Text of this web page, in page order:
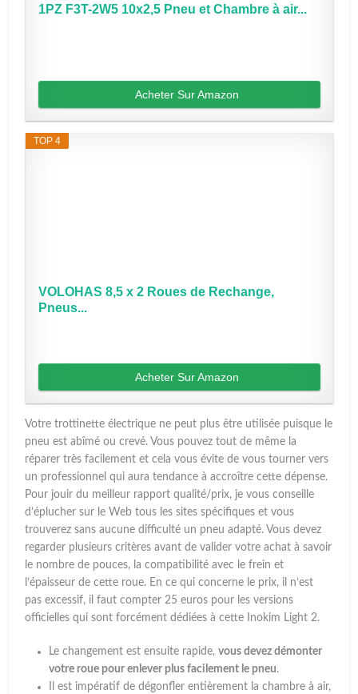
1PZ F3T-2W5 10x2,5 Pneu et Chambre à air...
Acheter Sur Amazon
TOP 4
VOLOHAS 8,5 x 2 Roues de Rechange,
Pneus...
Acheter Sur Amazon
Votre trottinette électrique ne peut plus être utilisée puisque le
pneu est abîmé ou crevé. Vous pouvez tout de même la
réparer très facilement et cela vous évite de vous tourner vers
un professionnel qui aura tendance à accroître cette dépense.
Pour jouir du meilleur rapport qualité/prix, je vous conseille
d’éplucher sur le Web tous les sites spécifiques et vous
trouverez sans aucune difficulté un pneu adapté. Vous devez
regarder plusieurs critères avant de valider votre achat à savoir
le nombre de pouces, la compatibilité avec le frein et
l’épaisseur de cette roue. En ce qui concerne le prix, il n’est
pas excessif, il faut compter 25 euros pour les versions
officielles qui sont forcément dédiées à cette Inokim Light 2.
Le changement est ensuite rapide,vous devez démonter
votre roue pour enlever plus facilement le pneu.
Il est impératif de dégonfler entièrement la chambre à air,